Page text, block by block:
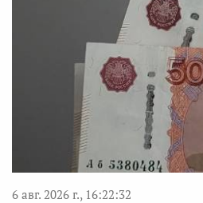
6 авг. 2026 г., 16:22:32